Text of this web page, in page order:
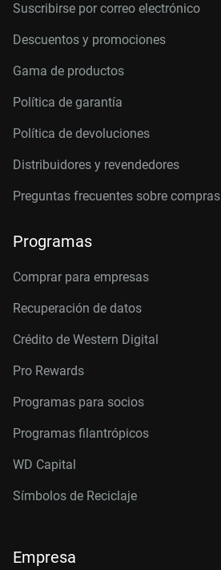
Suscribirse por correo electrónico
Descuentos y promociones
Gama de productos
Política de garantía
Política de devoluciones
Distribuidores y revendedores
Preguntas frecuentes sobre compras
Programas
Comprar para empresas
Recuperación de datos
Crédito de Western Digital
Pro Rewards
Programas para socios
Programas filantrópicos
WD Capital
Símbolos de Reciclaje
Empresa